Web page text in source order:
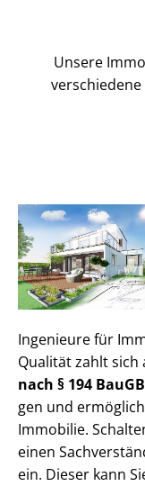
Unsere
Ingenieure für
Qualität zahlt sich
nach § 194 BauGB
gen und
Immobilie.
einen
ein. Dieser kann